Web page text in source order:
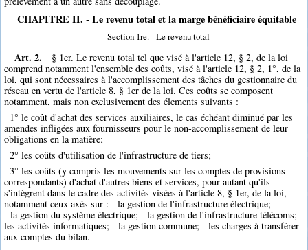
CHAPITRE II. - Le revenu total et la marge bénéficiaire équitable
Section 1re. - Le revenu total
Art. 2.
§ 1er. Le revenu total tel que visé à l'article 12, § 2, de la loi
comprend notamment l'ensemble des coûts, visé à l'article 12, § 2, 1°, de la
loi, qui sont nécessaires à l'accomplissement des tâches du gestionnaire du
réseau en vertu de l'article 8, § 1er de la loi. Ces coûts se composent
notamment, mais non exclusivement des élements suivants :
1° le coût d'achat des services auxiliaires, le cas échéant diminué par les
amendes infligées aux fournisseurs pour le non-accomplissement de leur
obligations en la matière;
2° les coûts d'utilisation de l'infrastructure de tiers;
3° les coûts (y compris les mouvements sur les comptes de provisions
correspondants) d'achat d'autres biens et services, pour autant qu'ils
s'intègrent dans le cadre des activités visées à l'article 8, § 1er, de la loi,
notamment ceux axés sur : - la gestion de l'infrastructure électrique;
- la gestion du système électrique; - la gestion de l'infrastructure télécoms; -
les activités informatiques; - la gestion commune; - les charges à transférer
aux comptes du bilan.